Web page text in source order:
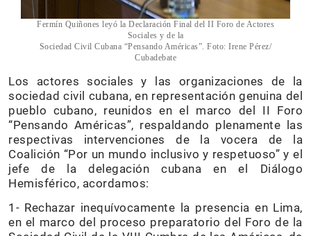
Fermín Quiñones leyó la Declaración Final del II Foro de Actores
Sociales y de la
Sociedad Civil Cubana “Pensando Américas”. Foto: Irene Pérez/
Cubadebate
Los actores sociales y las organizaciones de la
sociedad civil cubana, en representación genuina del
pueblo cubano, reunidos en el marco del II Foro
“Pensando Américas”, respaldando plenamente las
respectivas intervenciones de la vocera de la
Coalición “Por un mundo inclusivo y respetuoso” y el
jefe de la delegación cubana en el Diálogo
Hemisférico, acordamos:
1- Rechazar inequívocamente la presencia en Lima,
en el marco del proceso preparatorio del Foro de la